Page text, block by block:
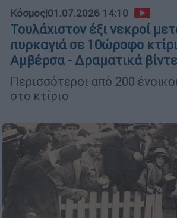
Κόσμος|01.07.2026 14:10
Τουλάχιστον έξι νεκροί
πυρκαγιά σε 10ώροφο
Αμβέρσα - Δραματικά
Περισσότεροι από 200
στο κτίριο